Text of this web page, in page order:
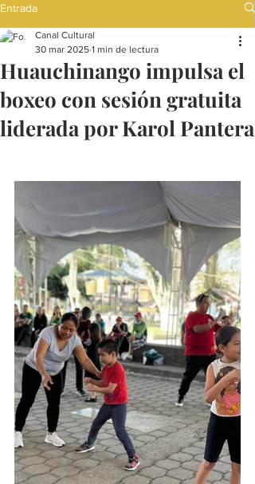
Entrada
Huauchinango impulsa el
boxeo con sesión gratuita
liderada por Karol Pantera
Canal Cultural
30 mar 2025 1 min de lectura